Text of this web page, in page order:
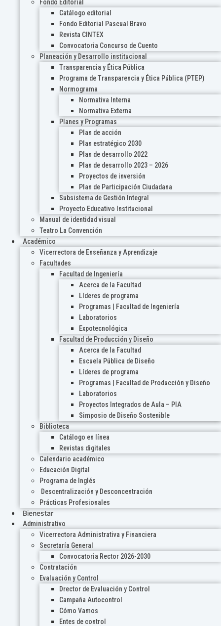
Fondo Editorial
Catálogo editorial
Fondo Editorial Pascual Bravo
Revista CINTEX
Convocatoria Concurso de Cuento
Planeación y Desarrollo institucional
Transparencia y Ética Pública
Programa de Transparencia y Ética Pública (PTEP)
Normograma
Normativa Interna
Normativa Externa
Planes y Programas
Plan de acción
Plan estratégico 2030
Plan de desarrollo 2022
Plan de desarrollo 2023 – 2026
Proyectos de inversión
Plan de Participación Ciudadana
Subsistema de Gestión Integral
Proyecto Educativo Institucional
Manual de identidad visual
Teatro La Convención
Académico
Vicerrectora de Enseñanza y Aprendizaje
Facultades
Facultad de Ingeniería
Acerca de la Facultad
Líderes de programa
Programas | Facultad de Ingeniería
Laboratorios
Expotecnológica
Facultad de Producción y Diseño
Acerca de la Facultad
Escuela Pública de Diseño
Líderes de programa
Programas | Facultad de Producción y Diseño
Laboratorios
Proyectos Integrados de Aula – PIA
Simposio de Diseño Sostenible
Biblioteca
Catálogo en línea
Revistas digitales
Calendario académico
Educación Digital
Programa de Inglés
Descentralización y Desconcentración
Prácticas Profesionales
Bienestar
Administrativo
Vicerrectora Administrativa y Financiera
Secretaría General
Convocatoria Rector 2026-2030
Contratación
Evaluación y Control
Drector de Evaluación y Control
Campaña Autocontrol
Cómo Vamos
Entes de control